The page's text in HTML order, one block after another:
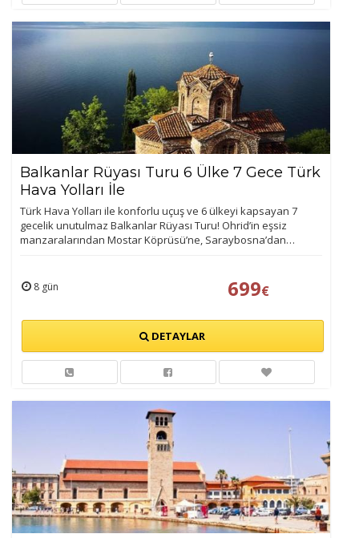
Balkanlar Rüyası Turu 6 Ülke 7 Gece Türk
Hava Yolları İle
Türk Hava Yolları ile konforlu uçuş ve 6 ülkeyi kapsayan 7
gecelik unutulmaz Balkanlar Rüyası Turu! Ohrid’in eşsiz
manzaralarından Mostar Köprüsü’ne, Saraybosna’dan…
8 gün 699€
DETAYLAR